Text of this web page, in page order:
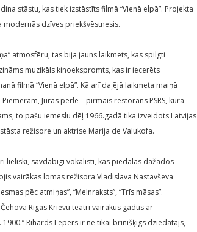
stāstu, kas tiek izstāstīts filmā “Vienā elpā”. Projekta
dzīves priekšvēstnesis.
atmosfēru, tas bija jauns laikmets, kas spilgti
muzikāls kinoekspromts, kas ir iecerēts
filmā “Vienā elpā”. Kā arī daļējā laikmeta maiņā
Jūras pērle – pirmais restorāns PSRS, kurā
to pašu iemeslu dēļ 1966.gadā tika izveidots Latvijas
režisore un aktrise Marija de Valukofa.
lieliski, savdabīgi vokālisti, kas piedalās dažādos
vairākas lomas režisora Vladislava Nastavševa
pēc atmiņas”, “Melnraksts”, “Trīs māsas”.
Rīgas Krievu teātrī vairākus gadus ar
Rihards Lepers ir ne tikai brīnišķīgs dziedātājs,